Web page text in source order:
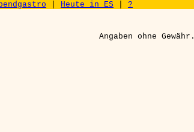
Heute in ES ?
Angaben ohne Gewähr.